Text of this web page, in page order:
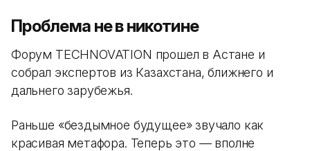
Проблема не в никотине
Форум TECHNOVATION прошел в Астане и
собрал экспертов из Казахстана, ближнего и
дальнего зарубежья.
Раньше «бездымное будущее» звучало как
красивая метафора. Теперь это — вполне